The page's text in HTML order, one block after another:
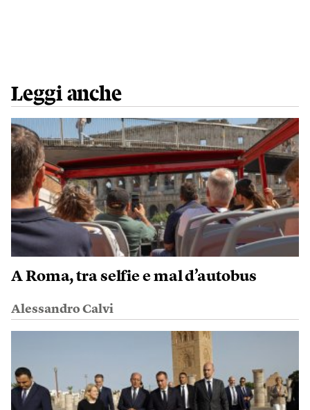
Leggi anche
A Roma, tra selfie e mal d’autobus
Alessandro Calvi